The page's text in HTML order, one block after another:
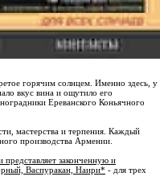
горячим солнцем. Именно здесь, у
вкус вина и ощутило его
Ереванского Коньячного
мастерства и терпения. Каждый
производства Армении.
законченную и
Васпуракан, Наири* - для трех